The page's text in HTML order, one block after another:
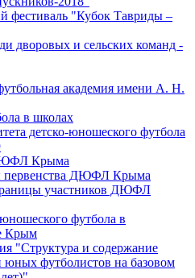
фестиваль "Кубок Тавриды –
дворовых и сельских команд -
академия имени А. Н.
в школах
детско-юношеского футбола
Крыма
первенства ДЮФЛ Крыма
участников ДЮФЛ
футбола в
Крым
"Структура и содержание
юных футболистов на базовом